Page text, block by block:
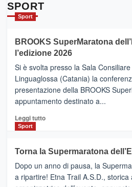
con
la
Al
via
i
collegamenti
SPORT
Sport
BROOKS SuperMaratona
l’edizione 2026
Si è svolta presso la Sala
Linguaglossa (Catania) la
presentazione della BROOKS
appuntamento destinato a...
Leggi tuttoLeggi
BROOKS
SuperMaratona
dell’Etna,
presentata
Sport
Torna la Supermaratona
Dopo un anno di pausa, la
a ripartire! Etna Trail A.S.D., storica